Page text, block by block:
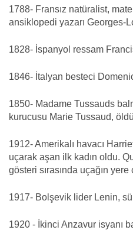
1788- Fransız natüralist,
ansiklopedi yazarı Georges-
1828- İspanyol ressam
1846- İtalyan besteci
1850- Madame Tussauds
kurucusu Marie Tussaud,
1912- Amerikalı havacı
uçarak aşan ilk kadın oldu.
gösteri sırasında uçağın yere
1917- Bolşevik lider Lenin,
1920 - İkinci Anzavur isyanı